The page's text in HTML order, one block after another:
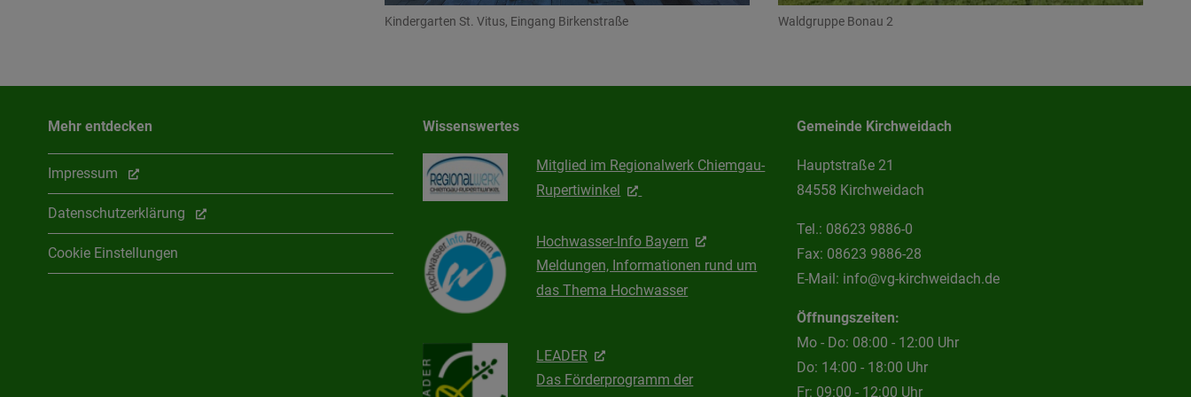
Kindergarten St. Vitus, Eingang Birkenstraße Waldgruppe Bonau 2
Mehr entdecken
Impressum
Datenschutzerklärung
Cookie Einstellungen
Wissenswertes
Mitglied im Regionalwerk Chiemgau-
Rupertiwinkel
Hochwasser-Info Bayern
Meldungen, Informationen rund um
das Thema Hochwasser
LEADER
Das Förderprogramm der
Gemeinde Kirchweidach
Hauptstraße 21
84558 Kirchweidach
Tel.: 08623 9886-0
Fax: 08623 9886-28
E-Mail: info@vg-kirchweidach.de
Öffnungszeiten:
Mo - Do: 08:00 - 12:00 Uhr
Do: 14:00 - 18:00 Uhr
Fr: 09:00 - 12:00 Uhr